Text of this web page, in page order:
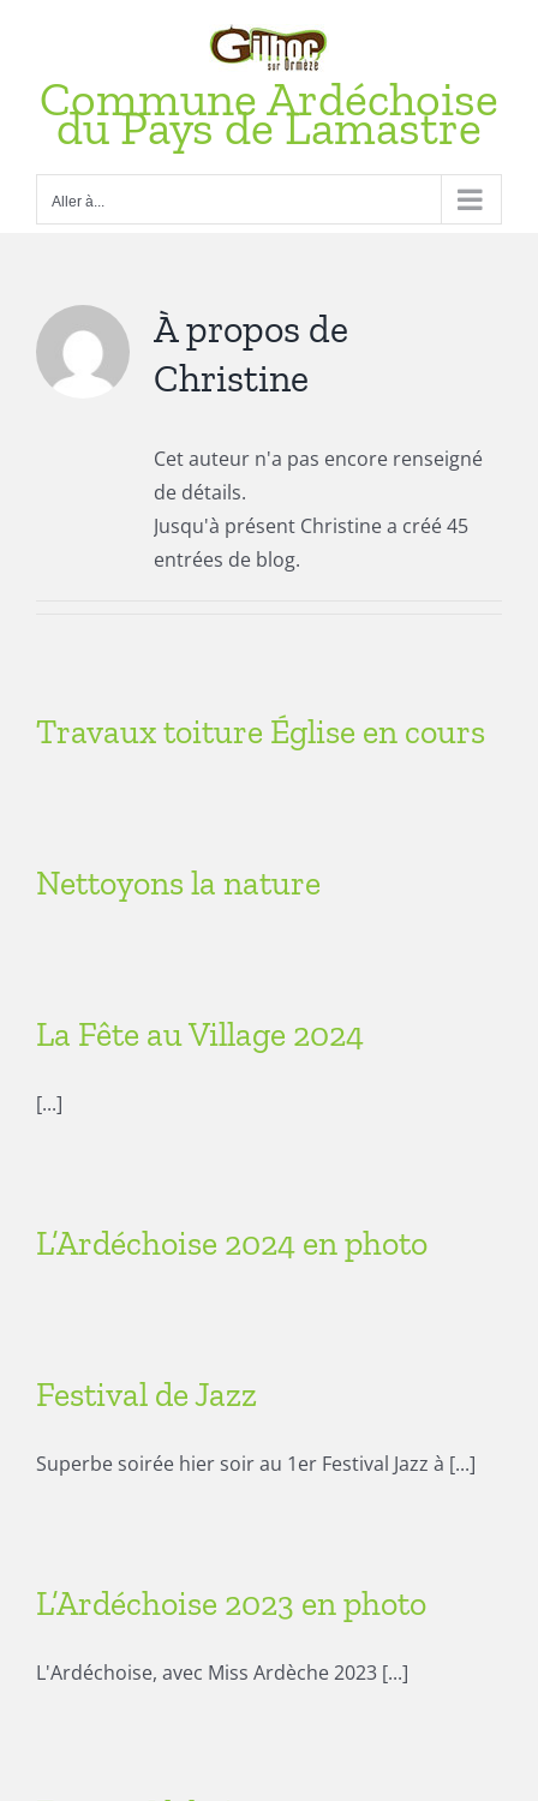
contenuCommune Ardéchoise
du Pays de Lamastre
Aller à...
À propos de
Christine
Cet auteur n'a pas encore renseigné
de détails.
Jusqu'à présent Christine a créé 45
entrées de blog.
Travaux toiture Église en cours
Nettoyons la nature
La Fête au Village 2024
[...]
L’Ardéchoise 2024 en photo
Festival de Jazz
Superbe soirée hier soir au 1er Festival Jazz à [...]
L’Ardéchoise 2023 en photo
L'Ardéchoise, avec Miss Ardèche 2023 [...]